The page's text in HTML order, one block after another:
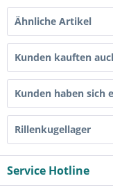
Ähnliche Artikel
Kunden kauften
Kunden haben sich
Rillenkugellager
Service Hotline